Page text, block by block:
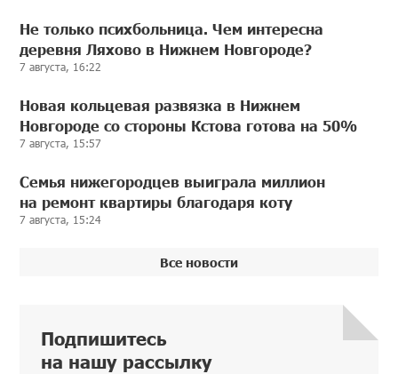
Не только психбольница. Чем интересна
деревня Ляхово в Нижнем Новгороде?
7 августа, 16:22
Новая кольцевая развязка в Нижнем
Новгороде со стороны Кстова готова на 50%
7 августа, 15:57
Семья нижегородцев выиграла миллион
на ремонт квартиры благодаря коту
7 августа, 15:24
Все новости
Подпишитесь
на нашу рассылку